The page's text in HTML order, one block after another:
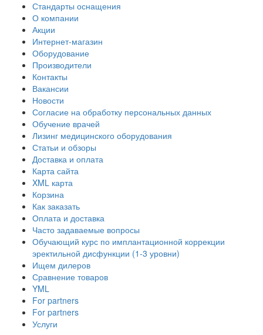
Стандарты оснащения
О компании
Акции
Интернет-магазин
Оборудование
Производители
Контакты
Вакансии
Новости
Согласие на обработку персональных данных
Обучение врачей
Лизинг медицинского оборудования
Статьи и обзоры
Доставка и оплата
Карта сайта
XML карта
Корзина
Как заказать
Оплата и доставка
Часто задаваемые вопросы
Обучающий курс по имплантационной коррекции
эректильной дисфункции (1-3 уровни)
Ищем дилеров
Сравнение товаров
YML
For partners
For partners
Услуги